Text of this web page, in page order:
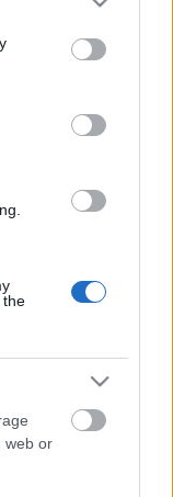
You may click to
party tags to
in below Google
the
web or
társas
kialakult
személyek
megértéssel.
egy élet
a néhány
a néző- és
jelenlévők
A
hanem